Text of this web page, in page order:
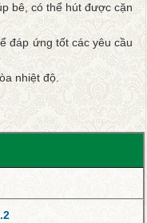
bê, có thể hút được cặn
đáp ứng tốt các yêu cầu
nhiệt độ.